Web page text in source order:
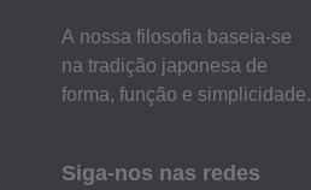
A nossa filosofia baseia-se
na tradição japonesa de
forma, função e simplicidade.
Siga-nos nas redes